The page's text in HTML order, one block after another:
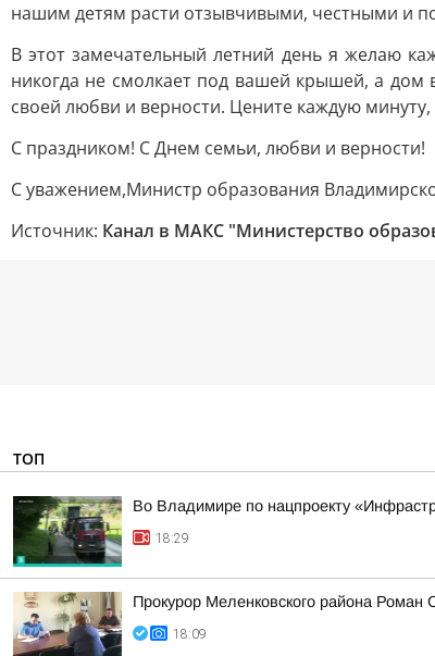
нашим детям расти отзывчивыми, честными и
В этот замечательный летний день я желаю
никогда не смолкает под вашей крышей, а дом
своей любви и верности. Цените каждую
С праздником! С Днем семьи, любви и верности!
С уважением,Министр образования
Источник: Канал в МАКС "Министерство
ТОП
Во Владимире по нацпроекту
18:29
Прокурор Меленковского района
18:09